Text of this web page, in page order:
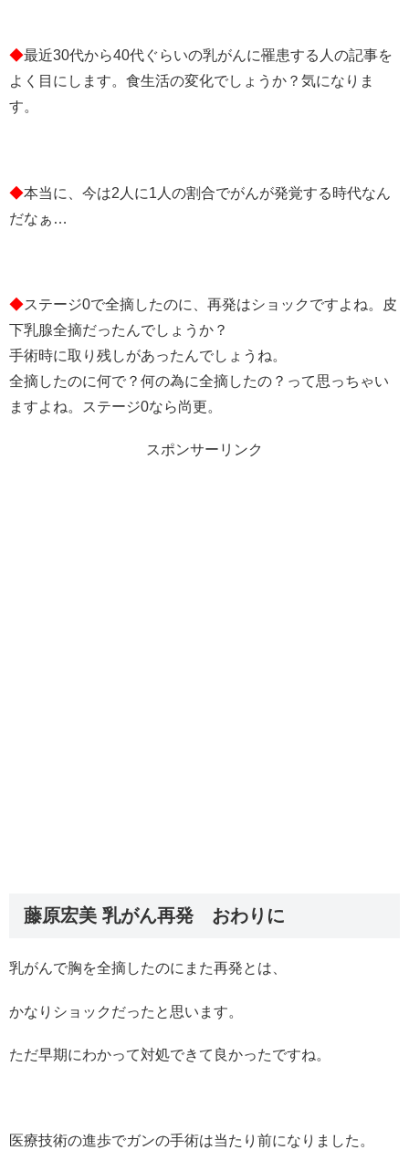
◆最近30代から40代ぐらいの乳がんに罹患する人の記事を
よく目にします。食生活の変化でしょうか？気になりま
す。
◆本当に、今は2人に1人の割合でがんが発覚する時代なん
だなぁ…
◆ステージ0で全摘したのに、再発はショックですよね。皮
下乳腺全摘だったんでしょうか？
手術時に取り残しがあったんでしょうね。
全摘したのに何で？何の為に全摘したの？って思っちゃい
ますよね。ステージ0なら尚更。
スポンサーリンク
藤原宏美 乳がん再発 おわりに
乳がんで胸を全摘したのにまた再発とは、
かなりショックだったと思います。
ただ早期にわかって対処できて良かったですね。
医療技術の進歩でガンの手術は当たり前になりました。